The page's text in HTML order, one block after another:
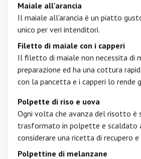
Maiale all'arancia
Il maiale all'arancia è un piatto
unico per veri intenditori.
Filetto di maiale con i capperi
Il filetto di maiale non necessita di
preparazione ed ha una cottura
con la pancetta e i capperi lo rende
Polpette di riso e uova
Ogni volta che avanza del risotto è
trasformato in polpette e scaldato
considerare una ricetta di recupero
Polpettine di melanzane